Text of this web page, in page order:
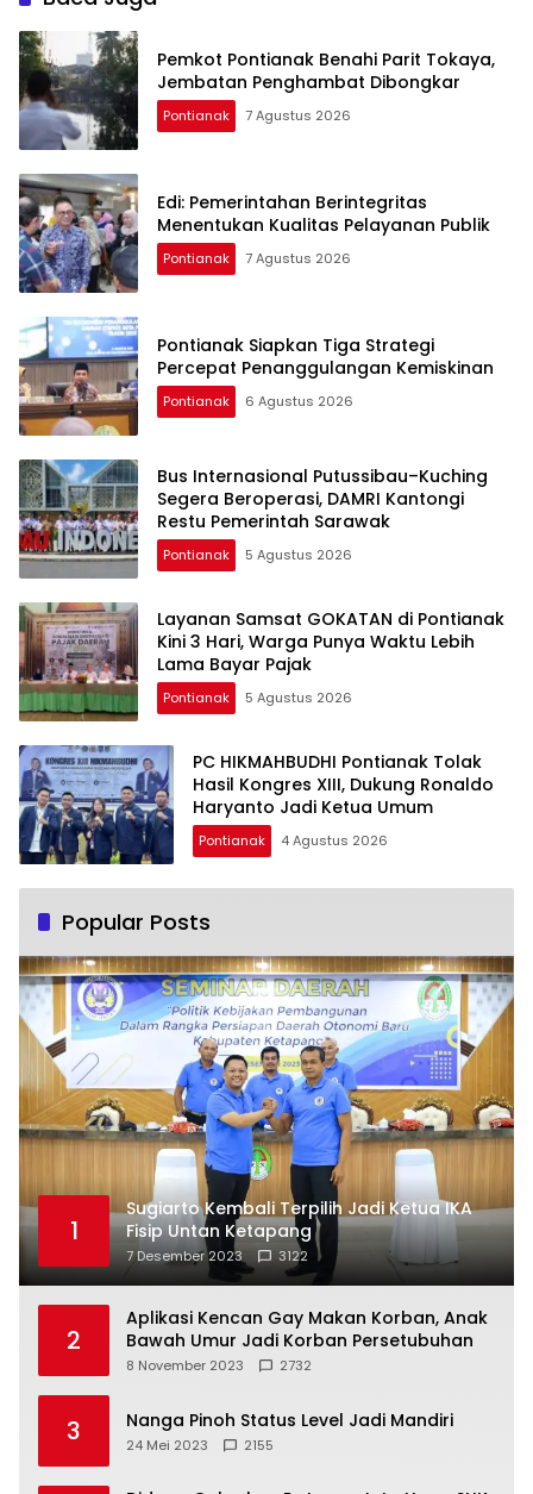
Pemkot Pontianak Benahi Parit Tokaya,
Jembatan Penghambat Dibongkar
Pontianak 7 Agustus 2026
Edi: Pemerintahan Berintegritas
Menentukan Kualitas Pelayanan Publik
Pontianak 7 Agustus 2026
Pontianak Siapkan Tiga Strategi
Percepat Penanggulangan Kemiskinan
Pontianak 6 Agustus 2026
Bus Internasional Putussibau–Kuching
Segera Beroperasi, DAMRI Kantongi
Restu Pemerintah Sarawak
Pontianak 5 Agustus 2026
Layanan Samsat GOKATAN di Pontianak
Kini 3 Hari, Warga Punya Waktu Lebih
Lama Bayar Pajak
Pontianak 5 Agustus 2026
PC HIKMAHBUDHI Pontianak Tolak
Hasil Kongres XIII, Dukung Ronaldo
Haryanto Jadi Ketua Umum
Pontianak 4 Agustus 2026
Popular Posts
1
Sugiarto Kembali Terpilih Jadi Ketua IKA
Fisip Untan Ketapang
7 Desember 2023 3122
2
Aplikasi Kencan Gay Makan Korban, Anak
Bawah Umur Jadi Korban Persetubuhan
8 November 2023 2732
3 Nanga Pinoh Status Level Jadi Mandiri
24 Mei 2023 2155